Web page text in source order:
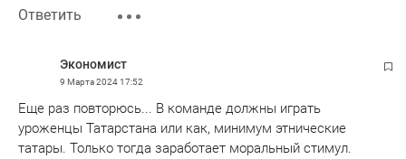
Ответить
Экономист
9 Марта 202417:52
Еще раз повторюсь... В команде должны играть
уроженцы Татарстана или как, минимум этнические
татары. Только тогда заработает моральный стимул.